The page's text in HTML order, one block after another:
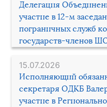
Делегация
участие в 12-м
пограничных служб
государств-членов
15.07.2026
Исполняющий
секретаря ОДКБ
участие в